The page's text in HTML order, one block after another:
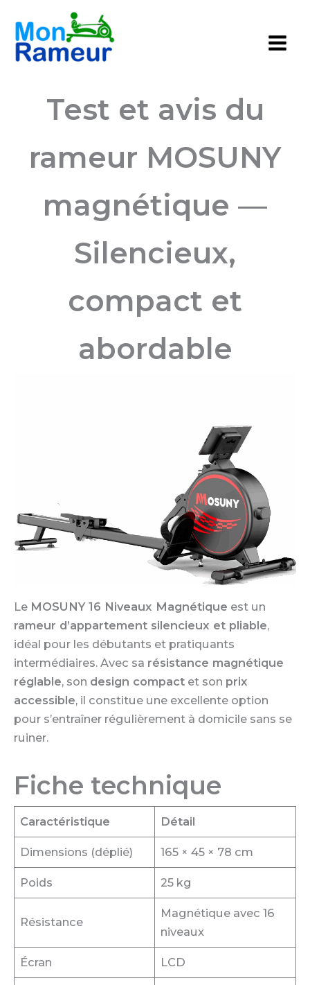
contenu
Test et avis du
rameur MOSUNY
magnétique —
Silencieux,
compact et
abordable
Le MOSUNY 16 Niveaux Magnétique est un
rameur d’appartement silencieux et pliable,
idéal pour les débutants et pratiquants
intermédiaires. Avec sa résistance magnétique
réglable, son design compact et son prix
accessible, il constitue une excellente option
pour s’entraîner régulièrement à domicile sans se
ruiner.
Fiche technique
Caractéristique Détail
Dimensions (déplié) 165 × 45 × 78 cm
Poids 25 kg
Résistance
Magnétique avec 16
niveaux
Écran LCD